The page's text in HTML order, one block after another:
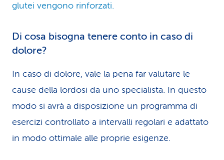
glutei vengono rinforzati.
Di cosa bisogna tenere conto in caso di
dolore?
In caso di dolore, vale la pena far valutare le
cause della lordosi da uno specialista. In questo
modo si avrà a disposizione un programma di
esercizi controllato a intervalli regolari e adattato
in modo ottimale alle proprie esigenze.